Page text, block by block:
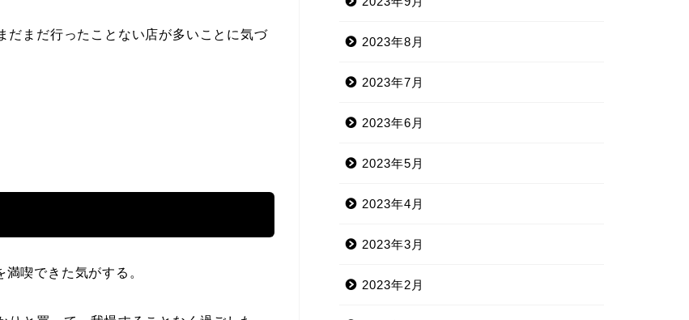
だまだ行ったことない店が多いことに気づ
喫できた気がする。
2023年8月
2023年7月
2023年6月
2023年5月
2023年4月
2023年3月
2023年2月